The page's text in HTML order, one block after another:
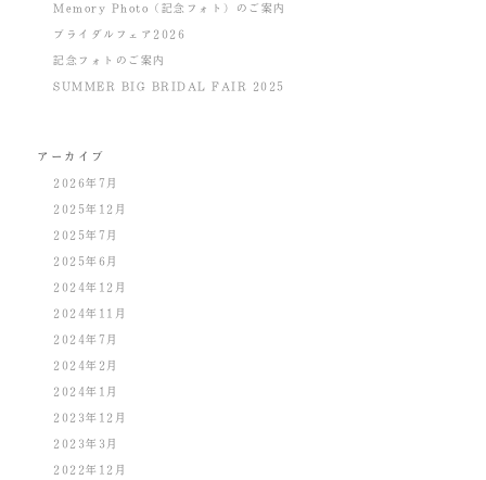
Memory Photo（記念フォト）のご案内
ブライダルフェア2026
記念フォトのご案内
SUMMER BIG BRIDAL FAIR 2025
アーカイブ
2026年7月
2025年12月
2025年7月
2025年6月
2024年12月
2024年11月
2024年7月
2024年2月
2024年1月
2023年12月
2023年3月
2022年12月